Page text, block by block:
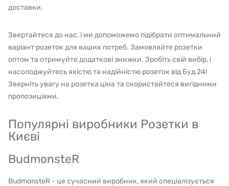
доставки.
Звертайтеся до нас, і ми допоможемо підібрати оптимальний
варіант розеток для ваших потреб. Замовляйте розетки
оптом та отримуйте додаткові знижки. Зробіть свій вибір, і
насолоджуйтесь якістю та надійністю розеток від Буд 24!
Зверніть увагу на розетка ціна та скористайтеся вигідними
пропозиціями.
Популярні виробники Розетки в
Києві
BudmonsteR
BudmonsteR - це сучасний виробник, який спеціалізується